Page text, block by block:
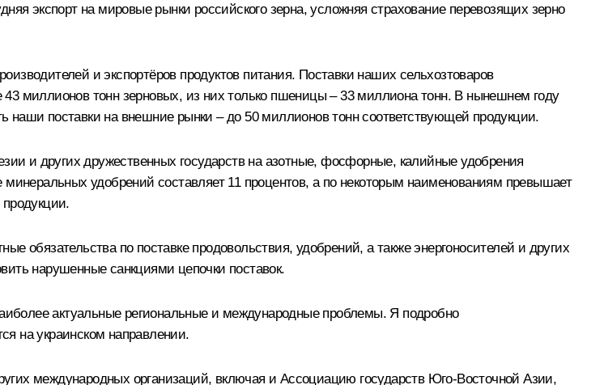
экспорт на мировые рынки российского зерна, усложняя страхование перевозящих зерно
и экспортёров продуктов питания. Поставки наших сельхозтоваров
миллионов тонн зерновых, из них только пшеницы – 33 миллиона тонн. В нынешнем году
наши поставки на внешние рынки – до 50 миллионов тонн соответствующей продукции.
и других дружественных государств на азотные, фосфорные, калийные удобрения
удобрений составляет 11 процентов, а по некоторым наименованиям превышает
обязательства по поставке продовольствия, удобрений, а также энергоносителей и других
нарушенные санкциями цепочки поставок.
актуальные региональные и международные проблемы. Я подробно
на украинском направлении.
международных организаций, включая и Ассоциацию государств Юго-Восточной Азии,